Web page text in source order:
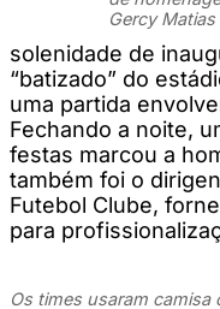
Gercy Matias
solenidade de
“batizado” do
uma partida
Fechando a noite,
festas marcou a
também foi o
Futebol Clube,
para
Os times usaram camisa